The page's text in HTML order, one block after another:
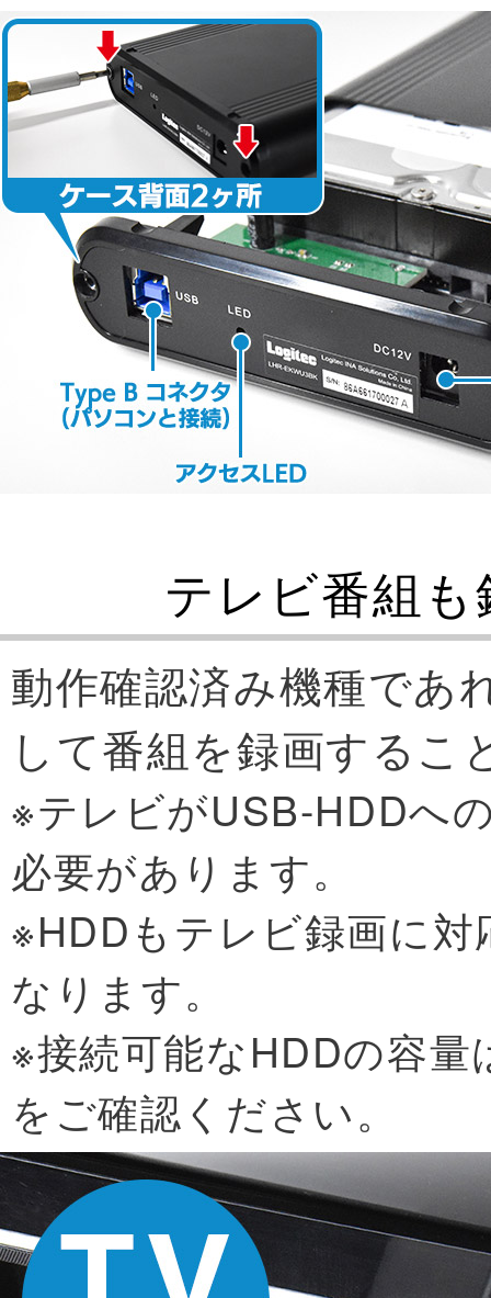
テレビ番組
動作確認済み機種であ
して番組を録画するこ
※テレビがUSB-HDDへ
必要があります。
※HDDもテレビ録画に
なります。
※接続可能なHDDの容
をご確認ください。